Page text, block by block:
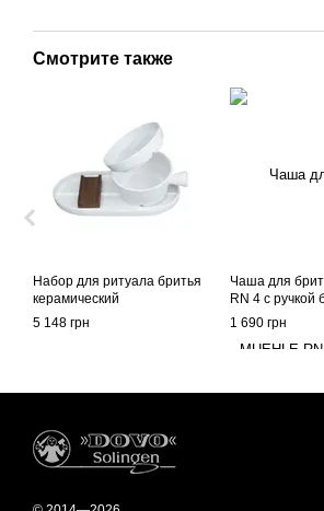
Смотрите также
Набор для ритуала бритья
керамический
5 148 грн
Чаша для
RN 4 с ручкой
1 690 грн